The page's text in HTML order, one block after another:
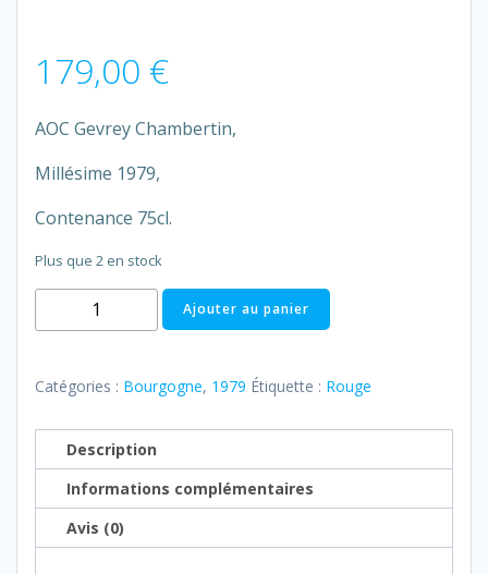
179,00 €
AOC Gevrey Chambertin,
Millésime 1979,
Contenance 75cl.
Plus que 2 en stock
quantité
de
Chambertin
Joseph
Drouhin
Ajouter au panier
Catégories : Bourgogne, 1979 Étiquette : Rouge
Description
Informations complémentaires
Avis (0)